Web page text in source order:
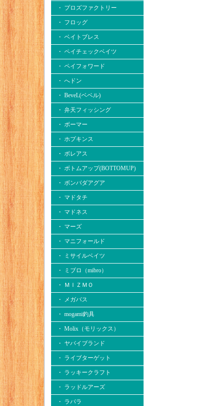
・ プロズファクトリー
・ フロッグ
・ ベイトブレス
・ ペイチェックベイツ
・ ペイフォワード
・ へドン
・ BeveL(ベベル)
・ 弁天フィッシング
・ ボーマー
・ ホプキンス
・ ボレアス
・ ボトムアップ(BOTTOMUP)
・ ボンバダアグア
・ マドタチ
・ マドネス
・ マーズ
・ マニフォールド
・ ミサイルベイツ
・ ミブロ（mibro）
・ ＭＩＺＭＯ
・ メガバス
・ mogami釣具
・ Molix（モリックス）
・ ヤバイブランド
・ ライブターゲット
・ ラッキークラフト
・ ラッドルアーズ
・ ラパラ